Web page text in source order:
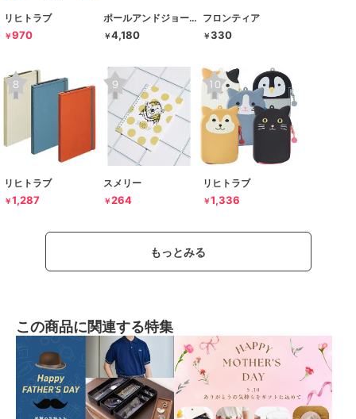
リヒトラブ
￥970
ポールアンドジョー ラ･パペトリー
￥4,180
フロンティア
￥330
リヒトラブ
￥1,287
スメリー
￥264
リヒトラブ
￥1,336
もっとみる
この商品に関連する特集